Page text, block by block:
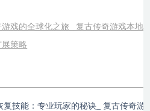
戏的全球化之旅_ 复古传奇游戏本地
策略
复技能：专业玩家的秘诀_ 复古传奇游